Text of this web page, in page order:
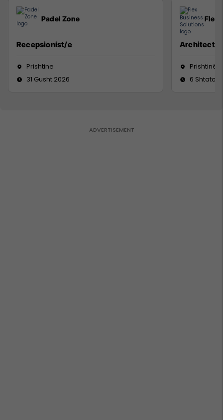
Padel Zone
Recepsionist/e
Prishtine
31 Gusht 2026
Flex
Architect
Prishtinë
6 Shtator